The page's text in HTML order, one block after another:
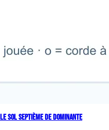
SOL SEPTIÈME DE DOMINANTE